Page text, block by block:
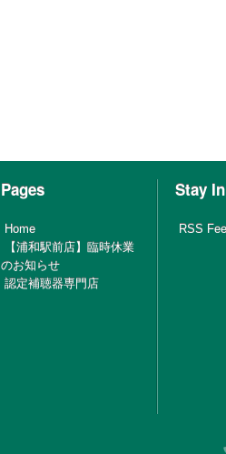
Pages
Home
【浦和駅前店】臨時休業
のお知らせ
認定補聴器専門店
Stay
RSS